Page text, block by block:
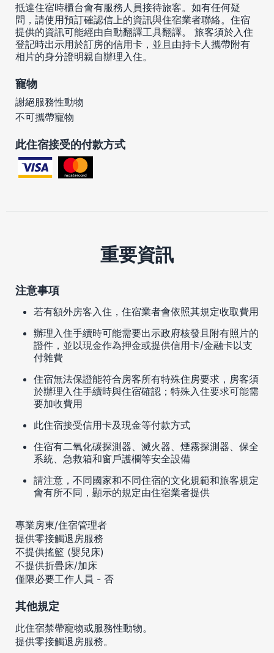
抵達住宿時櫃台會有服務人員接待旅客。如有任何疑
問，請使用預訂確認信上的資訊與住宿業者聯絡。住宿
提供的資訊可能經由自動翻譯工具翻譯。 旅客須於入住
登記時出示用於訂房的信用卡，並且由持卡人攜帶附有
相片的身分證明親自辦理入住。
寵物
謝絕服務性動物
不可攜帶寵物
此住宿接受的付款方式
重要資訊
注意事項
若有額外房客入住，住宿業者會依照其規定收取費用
辦理入住手續時可能需要出示政府核發且附有照片的
證件，並以現金作為押金或提供信用卡/金融卡以支
付雜費
住宿無法保證能符合房客所有特殊住房要求，房客須
於辦理入住手續時與住宿確認；特殊入住要求可能需
要加收費用
此住宿接受信用卡及現金等付款方式
住宿有二氧化碳探測器、滅火器、煙霧探測器、保全
系統、急救箱和窗戶護欄等安全設備
請注意，不同國家和不同住宿的文化規範和旅客規定
會有所不同，顯示的規定由住宿業者提供
專業房東/住宿管理者
提供零接觸退房服務
不提供搖籃 (嬰兒床)
不提供折疊床/加床
僅限必要工作人員 - 否
其他規定
此住宿禁帶寵物或服務性動物。
提供零接觸退房服務。